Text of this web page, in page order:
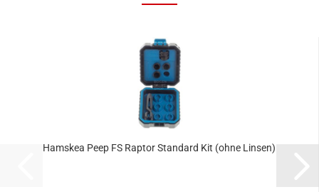
Hamskea Peep FS Raptor Standard Kit (ohne Linsen)